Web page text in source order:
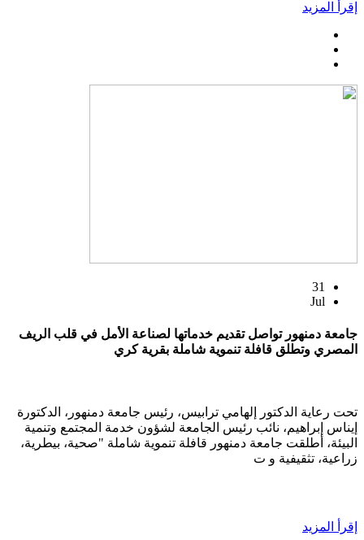
إقرأ المزيد
31
Jul
جامعة دمنهور تواصل تقديم خدماتها لصناعة الأمل في قلب الريف
المصري وتطلق قافلة تنموية شاملة بقرية كري
تحت رعاية الدكتور إلهامي ترابيس، رئيس جامعة دمنهور، الدكتورة
إيناس إبراهيم، نائب رئيس الجامعة لشؤون خدمة المجتمع وتنمية
البيئة، أطلقت جامعة دمنهور قافلة تنموية شاملة "صحية، بيطرية،
زراعية، تثقيفية و ت
إقرأ المزيد